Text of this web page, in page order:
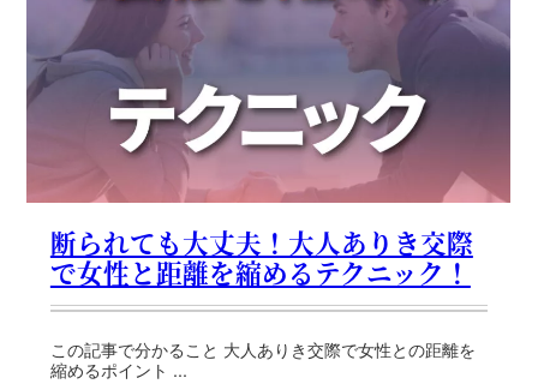
断られても大丈夫！大人ありき交際
で女性と距離を縮めるテクニック！
この記事で分かること 大人ありき交際で女性との距離を
縮めるポイント ...